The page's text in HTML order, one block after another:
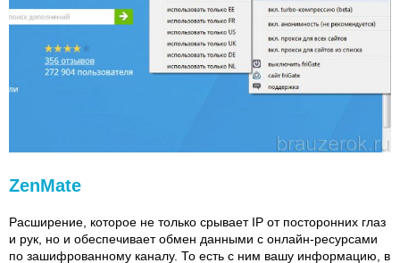
ZenMate
Расширение, которое не только срывает IP от посторонних глаз
и рук, но и обеспечивает обмен данными с онлайн-ресурсами
по зашифрованному каналу. То есть с ним вашу информацию, в